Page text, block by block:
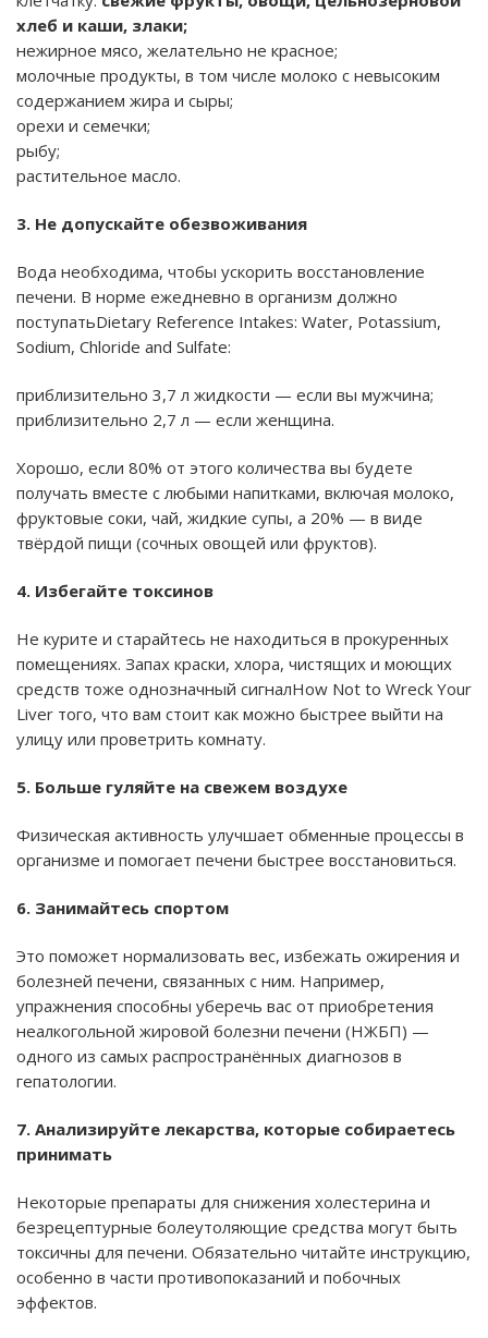
хлеб и каши, злаки;
нежирное мясо, желательно не красное;
молочные продукты, в том числе молоко с невысоким
содержанием жира и сыры;
орехи и семечки;
рыбу;
растительное масло.
3. Не допускайте обезвоживания
Вода необходима, чтобы ускорить восстановление
печени. В норме ежедневно в организм должно
поступатьDietary Reference Intakes: Water, Potassium,
Sodium, Chloride and Sulfate:
приблизительно 3,7 л жидкости — если вы мужчина;
приблизительно 2,7 л — если женщина.
Хорошо, если 80% от этого количества вы будете
получать вместе с любыми напитками, включая молоко,
фруктовые соки, чай, жидкие супы, а 20% — в виде
твёрдой пищи (сочных овощей или фруктов).
4. Избегайте токсинов
Не курите и старайтесь не находиться в прокуренных
помещениях. Запах краски, хлора, чистящих и моющих
средств тоже однозначный сигналHow Not to Wreck Your
Liver того, что вам стоит как можно быстрее выйти на
улицу или проветрить комнату.
5. Больше гуляйте на свежем воздухе
Физическая активность улучшает обменные процессы в
организме и помогает печени быстрее восстановиться.
6. Занимайтесь спортом
Это поможет нормализовать вес, избежать ожирения и
болезней печени, связанных с ним. Например,
упражнения способны уберечь вас от приобретения
неалкогольной жировой болезни печени (НЖБП) —
одного из самых распространённых диагнозов в
гепатологии.
7. Анализируйте лекарства, которые собираетесь
принимать
Некоторые препараты для снижения холестерина и
безрецептурные болеутоляющие средства могут быть
токсичны для печени. Обязательно читайте инструкцию,
особенно в части противопоказаний и побочных
эффектов.